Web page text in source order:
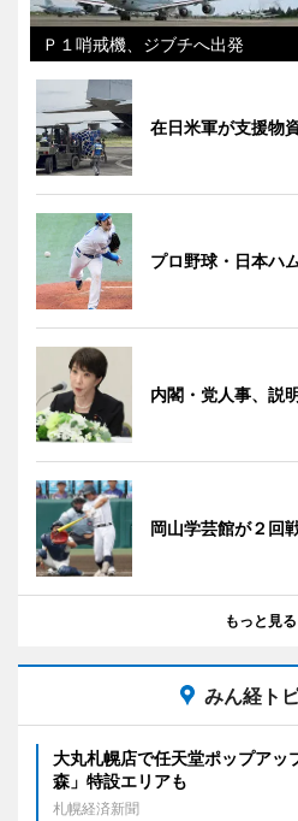
Ｐ１哨戒機、ジブチへ出発
在日米軍が支援物
プロ野球・日本ハ
内閣・党人事、説
岡山学芸館が２回
もっと見る
みん経ト
大丸札幌店で任天堂ポップア
森」特設エリアも
札幌経済新聞